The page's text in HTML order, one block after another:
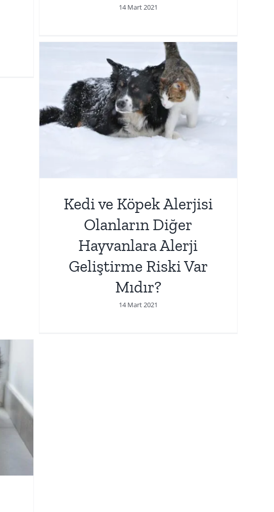
14 Mart 2021
Kedi ve Köpek Alerjisi
Olanların Diğer
Hayvanlara Alerji
Geliştirme Riski Var
Mıdır?
14 Mart 2021